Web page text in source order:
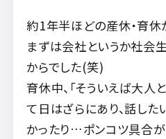
約1年半ほどの産休・育休
まずは会社というか社会
からでした(笑)
育休中、「そういえば大人
て日はざらにあり、話した
かったり…ポンコツ具合